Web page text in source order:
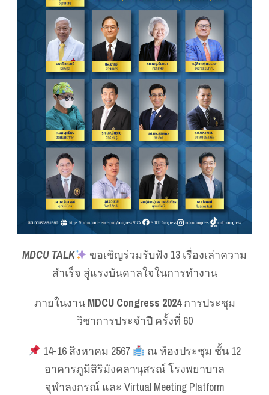
MDCU TALK
ขอเชิญร่วมรับฟัง 13 เรื่องเล่าความ
สำเร็จ สู่แรงบันดาลใจในการทำงาน
ภายในงาน MDCU Congress 2024การประชุม
วิชาการประจำปี ครั้งที่ 60
14-16 สิงหาคม 2567
ณ ห้องประชุม ชั้น 12
อาคารภูมิสิริมังคลานุสรณ์ โรงพยาบาล
จุฬาลงกรณ์ และ Virtual Meeting Platform